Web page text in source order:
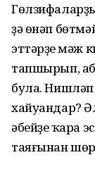
ҙә өнәп
эттәрҙең мәж
тапшырып,
була. Нишләп
хайуандар?
әбейҙең ҡара
таяғынан